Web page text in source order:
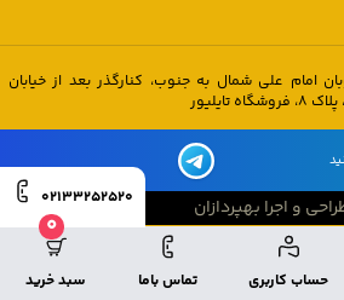
حساب کاربری تماس باما
0
سبد خرید
02133252520
امام علی شمال به جنوب، کنارگذر بعد از خیابان
و اجرا بهپردازان
طراحی و اجرا بهپردازان